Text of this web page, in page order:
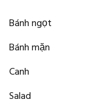
Bánh ngọt
Bánh mặn
Canh
Salad